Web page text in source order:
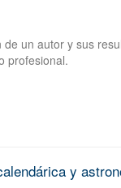
un autor y sus
profesional.
y